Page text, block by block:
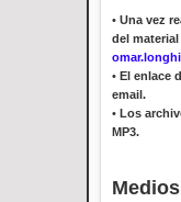
• Una vez
del
• El enlace
email.
• Los
MP3.